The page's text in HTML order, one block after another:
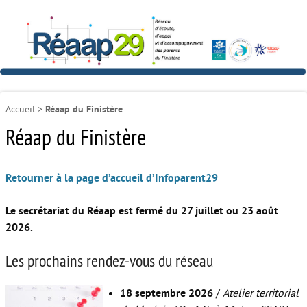
Accueil > Réaap du Finistère
Réaap du Finistère
Retourner à la page d’accueil d’Infoparent29
Le secrétariat du Réaap est fermé du 27 juillet ou 23 août
2026.
Les prochains rendez-vous du réseau
18 septembre 2026/ Atelier territorial